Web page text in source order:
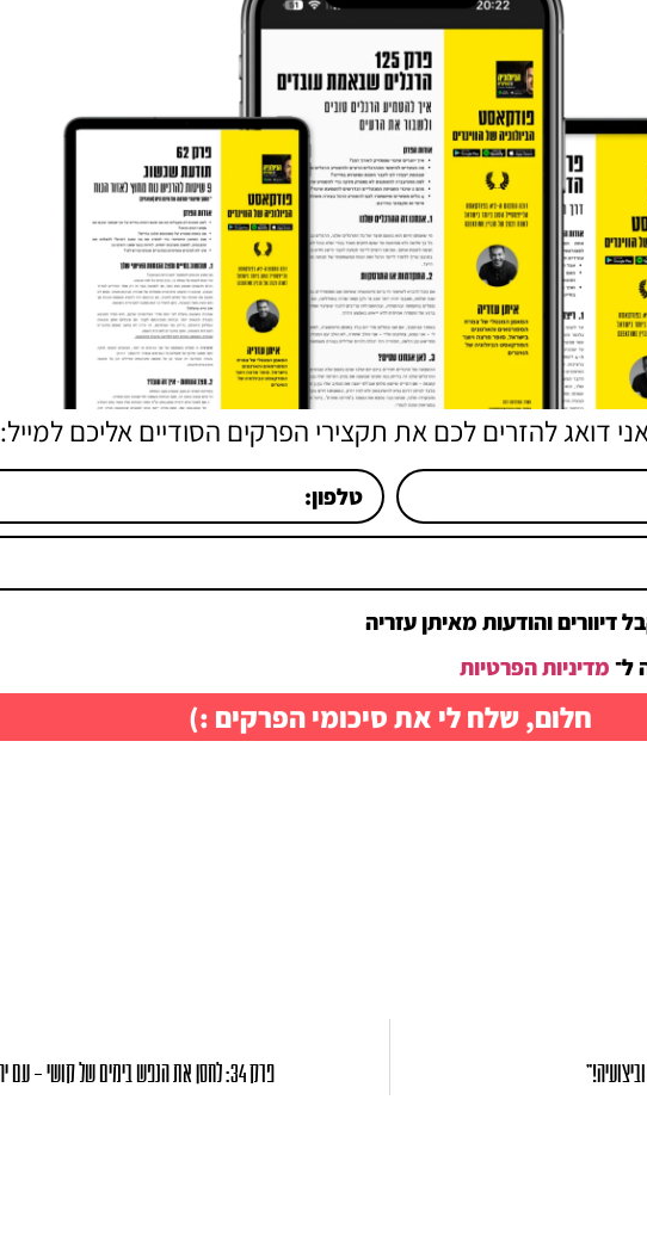
דואג להזרים לכם את תקצירי הפרקים הסודיים אליכם למייל:
דיוורים והודעות מאיתן עזריה
ל־ מדיניות הפרטיות
חלום, שלח לי את סיכומי הפרקים :)
פרק 34: לחסן את הנפש בימים של קושי – עם יהודית כץ